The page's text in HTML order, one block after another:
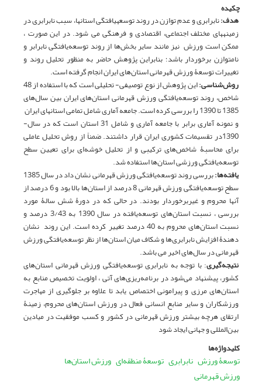
چکیده
هدف:نابرابری و عدم توازن در روند توسعه­یافتگی استان­ها، سبب نابرابری در
زمینه­های مختلف اجتماعی، اقتصادی و فرهنگی می شود. در این صورت ،
ممکن است ورزش نیز مانند سایر بخش‌ها از روند توسعه‌یافتگی نابرابر و
نامتوازن برخوردار باشد؛ بنابراین پژوهش حاضر به منظور تحلیل روند و
تغییرات توسعۀ ورزش قهرمانی استان‌های ایران انجام گرفته است.
روش‌‌شناسی:
این پژوهش از نوع توصیفی- تحلیلی است که با استفاده از 48
شاخص، روند توسعه‌یافتگی ورزش قهرمانی استان‌های ایران بین سال‌های
1385 تا 1390 را بررسی کرده است. جامعه آماری شامل تمامی استان­های ایران
و نمونه آماری برابر با جامعه آماری و شامل 31 استان است که در سال­
1390در تقسیمات کشوری ایران قرار داشتند. ضمناً از روش تحلیل عاملی
برای محاسبۀ شاخص‌های ترکیبی و از تحلیل خوشه‌ای برای تعیین سطح
توسعه‌یافتگی ورزشی استان‌ها استفاده شد.
یافته‌ها:
بررسی روند توسعه‌یافتگی ورزش قهرمانی نشان داد در سال 1385
سطح توسعه‌یافتگی ورزش قهرمانی 8 درصد از استان‌ها بالا بود و 6 درصد از
آنها محروم و غیربرخوردار بودند. در حالی که در دورۀ شش سالۀ مورد
بررسی ، نسبت استان‌های توسعه‌یافته در سال 1390 به 3/43 درصد و
نسبت استان‌های محروم به 40 درصد تغییر کرده است. این روند نشان
دهندۀ افزایش نابرابری‌ها و شکاف میان استان‌ها از نظر توسعه‌یافتگی ورزش
قهرمانی در سال‌‌های اخیر می باشد.
نتیجه‌گیری: با توجه به نابرابری‌ توسعه‌یافتگی ورزش قهرمانی استان‌های
کشور، پیشنهاد می‌شود در برنامه‌ریزی‌های آتی ، اولویت تخصیص منابع به
استان‌های مرزی و پیرامونی اختصاص یابد تا علاوه بر جلوگیری از مهاجرت
ورزشکاران و سایر منابع انسانی فعال در ورزش استان‌های محروم، زمینۀ
ارتقای هرچه بیشتر ورزش قهرمانی در کشور و کسب موفقیت در میادین
بین‌المللی و جهانی ایجاد شود
کلیدواژه‌ها
توسعۀ ورزش نابرابری توسعۀ منطقه‌ای ورزش استان‌ها
ورزش قهرمانی